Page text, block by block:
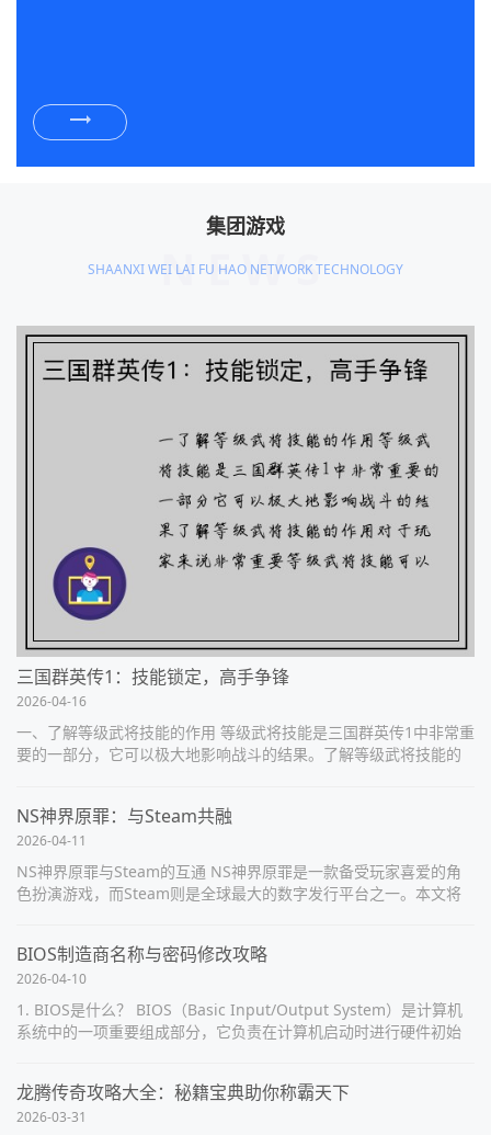
集团游戏
NEWS
SHAANXI WEI LAI FU HAO NETWORK TECHNOLOGY
三国群英传1：技能锁定，高手争锋
2026-04-16
一、了解等级武将技能的作用 等级武将技能是三国群英传1中非常重
要的一部分，它可以极大地影响战斗的结果。了解等级武将技能的
NS神界原罪：与Steam共融
2026-04-11
NS神界原罪与Steam的互通 NS神界原罪是一款备受玩家喜爱的角
色扮演游戏，而Steam则是全球最大的数字发行平台之一。本文将
BIOS制造商名称与密码修改攻略
2026-04-10
1. BIOS是什么？ BIOS（Basic Input/Output System）是计算机
系统中的一项重要组成部分，它负责在计算机启动时进行硬件初始
龙腾传奇攻略大全：秘籍宝典助你称霸天下
2026-03-31